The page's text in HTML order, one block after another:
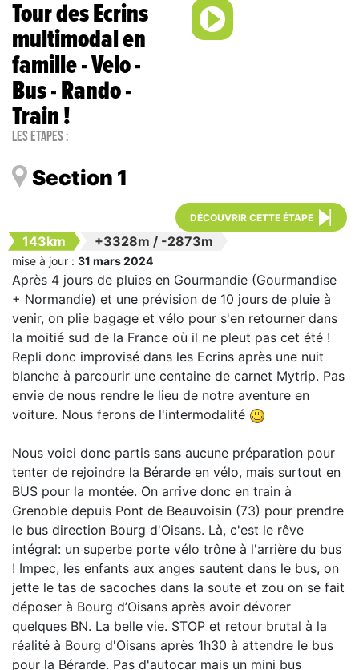
Tour des Ecrins
multimodal en
famille - Velo -
Bus - Rando -
Train !
Les étapes :
Section 1
DÉCOUVRIR CETTE ÉTAPE
143km +3328m / -2873m
mise à jour : 31 mars 2024
Après 4 jours de pluies en Gourmandie (Gourmandise
+ Normandie) et une prévision de 10 jours de pluie à
venir, on plie bagage et vélo pour s'en retourner dans
la moitié sud de la France où il ne pleut pas cet été !
Repli donc improvisé dans les Ecrins après une nuit
blanche à parcourir une centaine de carnet Mytrip. Pas
envie de nous rendre le lieu de notre aventure en
voiture. Nous ferons de l'intermodalité
Nous voici donc partis sans aucune préparation pour
tenter de rejoindre la Bérarde en vélo, mais surtout en
BUS pour la montée. On arrive donc en train à
Grenoble depuis Pont de Beauvoisin (73) pour prendre
le bus direction Bourg d'Oisans. Là, c'est le rêve
intégral: un superbe porte vélo trône à l'arrière du bus
! Impec, les enfants aux anges sautent dans le bus, on
jette le tas de sacoches dans la soute et zou on se fait
déposer à Bourg d’Oisans après avoir dévorer
quelques BN. La belle vie. STOP et retour brutal à la
réalité à Bourg d'Oisans après 1h30 à attendre le bus
pour la Bérarde. Pas d'autocar mais un mini bus